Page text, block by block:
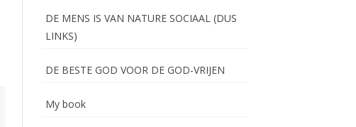
DE MENS IS VAN NATURE SOCIAAL (DUS
LINKS)
DE BESTE GOD VOOR DE GOD-VRIJEN
My book